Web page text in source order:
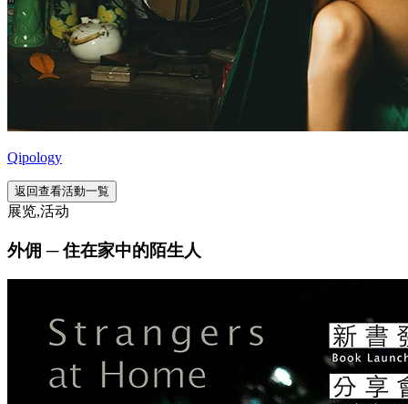
Qipology
返回查看活動一覧
展览,活动
外佣 ─ 住在家中的陌生人